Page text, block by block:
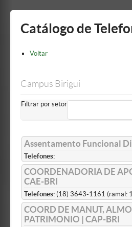
barra
Catálogo de
Voltar
Campus Birigui
Filtrar por setor
Assentamento Funcional
Telefones:
COORDENADORIA DE
CAE-BRI
Telefones: (18) 3643-1161 (ramal:
COORD DE MANUT,
PATRIMONIO | CAP-BRI